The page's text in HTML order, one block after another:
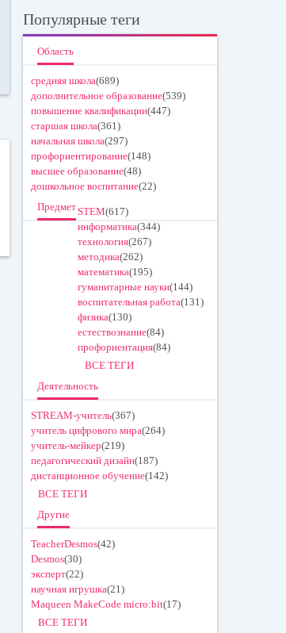
Популярные теги
Область
средняя школа(689)
дополнительное образование(539)
повышение квалификации(447)
старшая школа(361)
начальная школа(297)
профориентирование(148)
высшее образование(48)
дошкольное воспитание(22)
ПредметSTEM(617)
информатика(344)
технология(267)
методика(262)
математика(195)
гуманитарные науки(144)
воспитательная работа(131)
физика(130)
естествознание(84)
профориентация(84)
ВСЕ ТЕГИ
Деятельность
STREAM-учитель(367)
учитель цифрового мира(264)
учитель-мейкер(219)
педагогический дизайн(187)
дистанционное обучение(142)
ВСЕ ТЕГИ
Другие
TeacherDesmos(42)
Desmos(30)
эксперт(22)
научная игрушка(21)
Maqueen MakeCode micro:bit(17)
ВСЕ ТЕГИ